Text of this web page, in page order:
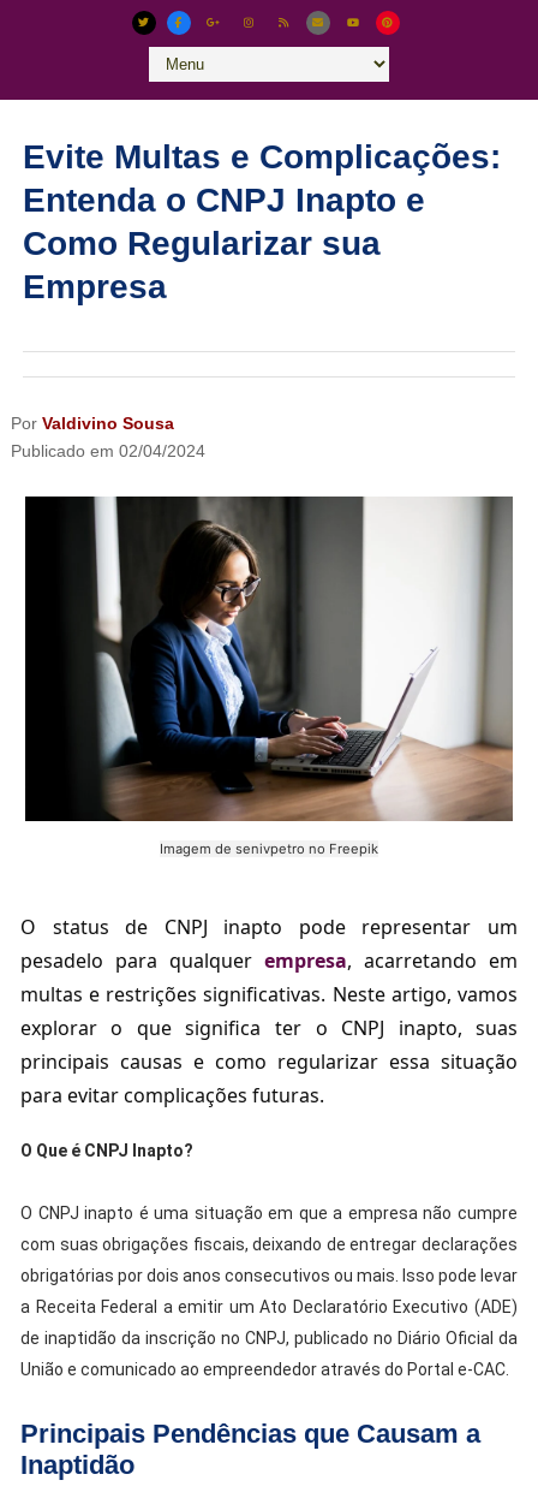
Evite Multas e Complicações:
Entenda o CNPJ Inapto e
Como Regularizar sua
Empresa
Por Valdivino Sousa
Publicado em 02/04/2024
Imagem de senivpetro no Freepik
O status de CNPJ inapto pode representar um
pesadelo para qualquer empresa, acarretando em
multas e restrições significativas. Neste artigo, vamos
explorar o que significa ter o CNPJ inapto, suas
principais causas e como regularizar essa situação
para evitar complicações futuras.
O Que é CNPJ Inapto?
O CNPJ inapto é uma situação em que a empresa não cumpre
com suas obrigações fiscais, deixando de entregar declarações
obrigatórias por dois anos consecutivos ou mais. Isso pode levar
a Receita Federal a emitir um Ato Declaratório Executivo (ADE)
de inaptidão da inscrição no CNPJ, publicado no Diário Oficial da
União e comunicado ao empreendedor através do Portal e-CAC.
Principais Pendências que Causam a
Inaptidão